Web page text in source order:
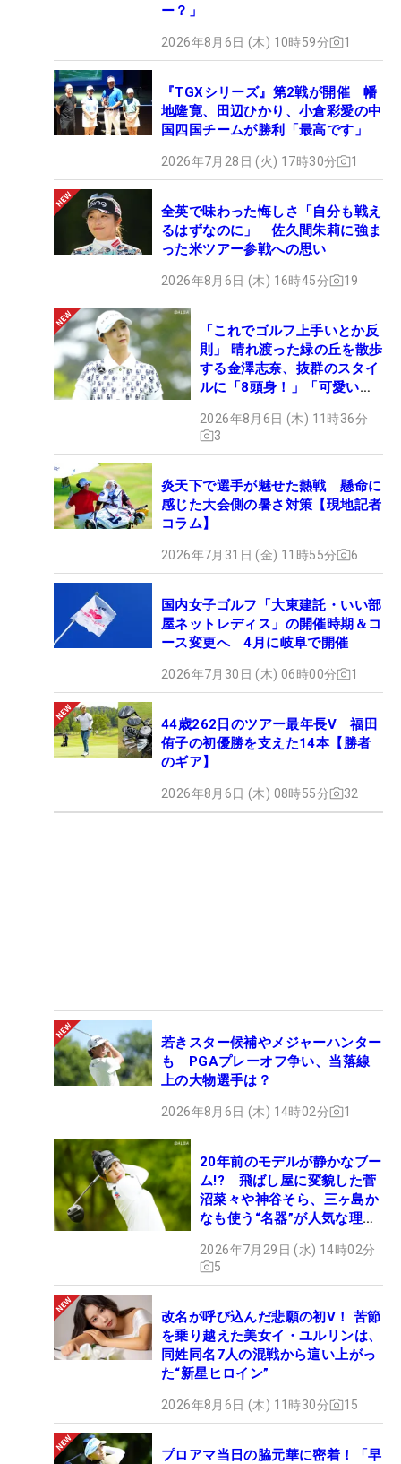
ー？」
2026年8月6日 (木) 10時59分 1
『TGXシリーズ』第2戦が開催 幡
地隆寛、田辺ひかり、小倉彩愛の中
国四国チームが勝利「最高です」
2026年7月28日 (火) 17時30分 1
全英で味わった悔しさ「自分も戦え
るはずなのに」 佐久間朱莉に強ま
った米ツアー参戦への思い
2026年8月6日 (木) 16時45分 19
「これでゴルフ上手いとか反
則」 晴れ渡った緑の丘を散歩
する金澤志奈、抜群のスタイ
ルに「8頭身！」「可愛いに
2026年8月6日 (木) 11時36分
3
炎天下で選手が魅せた熱戦 懸命に
感じた大会側の暑さ対策【現地記者
コラム】
2026年7月31日 (金) 11時55分 6
国内女子ゴルフ「大東建託・いい部
屋ネットレディス」の開催時期＆コ
ース変更へ 4月に岐阜で開催
2026年7月30日 (木) 06時00分 1
44歳262日のツアー最年長V 福田
侑子の初優勝を支えた14本【勝者
のギア】
2026年8月6日 (木) 08時55分 32
若きスター候補やメジャーハンター
も PGAプレーオフ争い、当落線
上の大物選手は？
2026年8月6日 (木) 14時02分 1
20年前のモデルが静かなブー
ム!? 飛ばし屋に変貌した菅
沼菜々や神谷そら、三ヶ島か
なも使う“名器”が人気な理由
ギア”】
2026年7月29日 (水) 14時02分
5
改名が呼び込んだ悲願の初V！ 苦節
を乗り越えた美女イ・ユルリンは、
同姓同名7人の混戦から這い上がっ
た“新星ヒロイン”
2026年8月6日 (木) 11時30分 15
プロアマ当日の脇元華に密着！「早